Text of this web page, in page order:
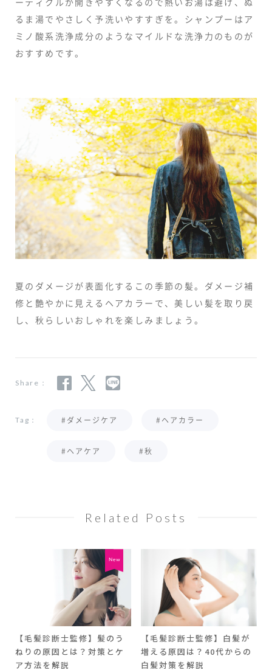
るま湯でやさしく予洗いやすすぎを。シャンプーはア
ミノ酸系洗浄成分のようなマイルドな洗浄力のものが
おすすめです。
夏のダメージが表面化するこの季節の髪。ダメージ補
修と艶やかに見えるヘアカラーで、美しい髪を取り戻
し、秋らしいおしゃれを楽しみましょう。
Share：
Tag： #ダメージケア #ヘアカラー
#ヘアケア #秋
Related Posts
【毛髪診断士監修】髪のう
ねりの原因とは？対策とケ
ア方法を解説
【毛髪診断士監修】白髪が
増える原因は？40代からの
白髪対策を解説